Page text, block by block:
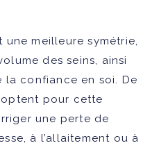
meilleure symétrie,
des seins, ainsi
la confiance en soi. De
pour cette
une perte de
à l’allaitement ou à